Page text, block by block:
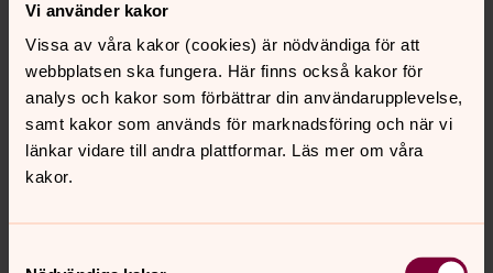
Vi använder kakor
Vissa av våra kakor (cookies) är nödvändiga för att
webbplatsen ska fungera. Här finns också kakor för
analys och kakor som förbättrar din användarupplevelse,
samt kakor som används för marknadsföring och när vi
länkar vidare till andra plattformar. Läs mer om våra
kakor.
Öppna bildspel
För mer information samt prisuppgifter, kontakta